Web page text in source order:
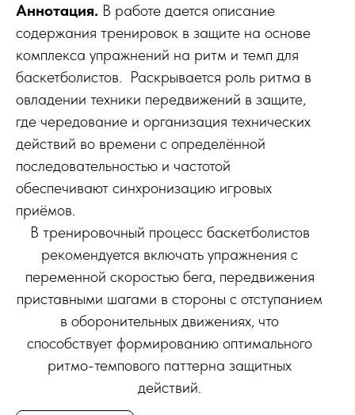
Аннотация. В работе дается описание
содержания тренировок в защите на основе
комплекса упражнений на ритм и темп для
баскетболистов. Раскрывается роль ритма в
овладении техники передвижений в защите,
где чередование и организация технических
действий во времени с определённой
последовательностью и частотой
обеспечивают синхронизацию игровых
приёмов.
В тренировочный процесс баскетболистов
рекомендуется включать упражнения с
переменной скоростью бега, передвижения
приставными шагами в стороны с отступанием
в оборонительных движениях, что
способствует формированию оптимального
ритмо-темпового паттерна защитных
действий.